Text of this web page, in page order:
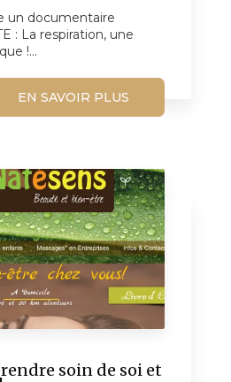
un documentaire
: La respiration, une
!...
EN SAVOIR PLUS
soin de soi et